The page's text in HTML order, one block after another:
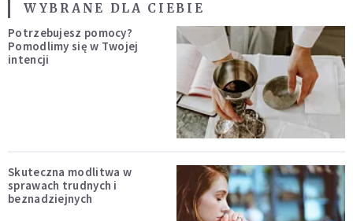
WYBRANE DLA CIEBIE
Potrzebujesz pomocy?
Pomodlimy się w Twojej
intencji
Skuteczna modlitwa w
sprawach trudnych i
beznadziejnych